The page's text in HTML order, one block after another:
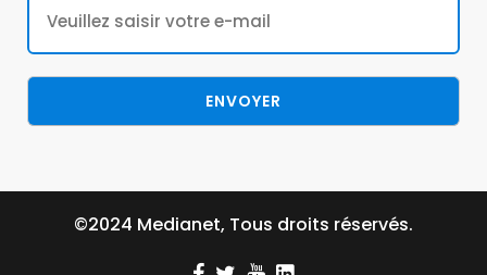
©2024 Medianet, Tous droits réservés.